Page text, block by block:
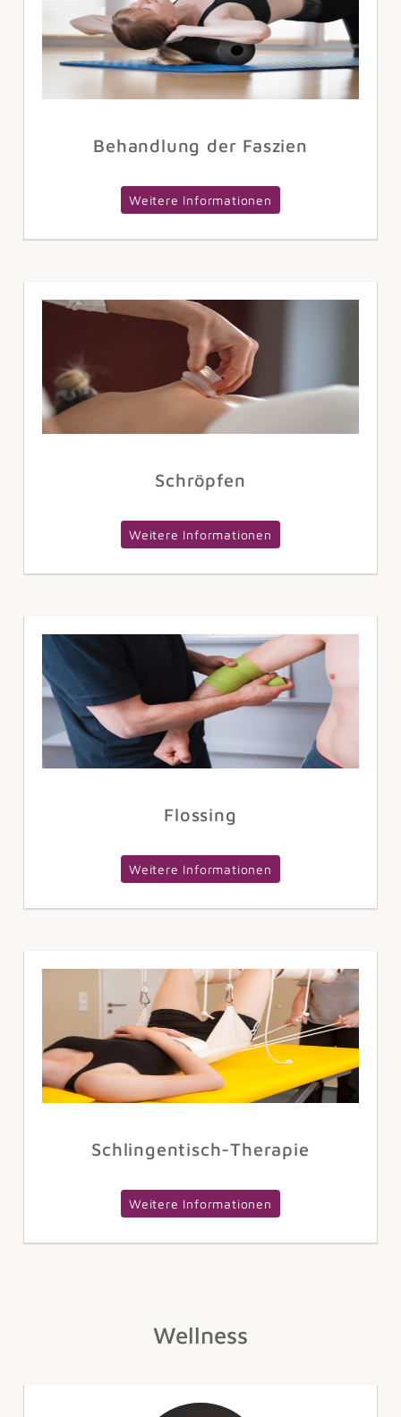
Behandlung der Faszien
Weitere Informationen
Schröpfen
Weitere Informationen
Flossing
Weitere Informationen
Schlingentisch-Therapie
Weitere Informationen
Wellness